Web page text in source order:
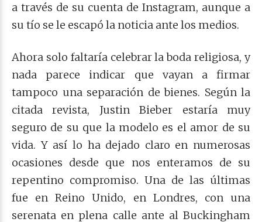
a través de su cuenta de Instagram, aunque a
su tío se le escapó la noticia ante los medios.
Ahora solo faltaría celebrar la boda religiosa, y
nada parece indicar que vayan a firmar
tampoco una separación de bienes. Según la
citada revista, Justin Bieber estaría muy
seguro de su que la modelo es el amor de su
vida. Y así lo ha dejado claro en numerosas
ocasiones desde que nos enteramos de su
repentino compromiso. Una de las últimas
fue en Reino Unido, en Londres, con una
serenata en plena calle ante al Buckingham